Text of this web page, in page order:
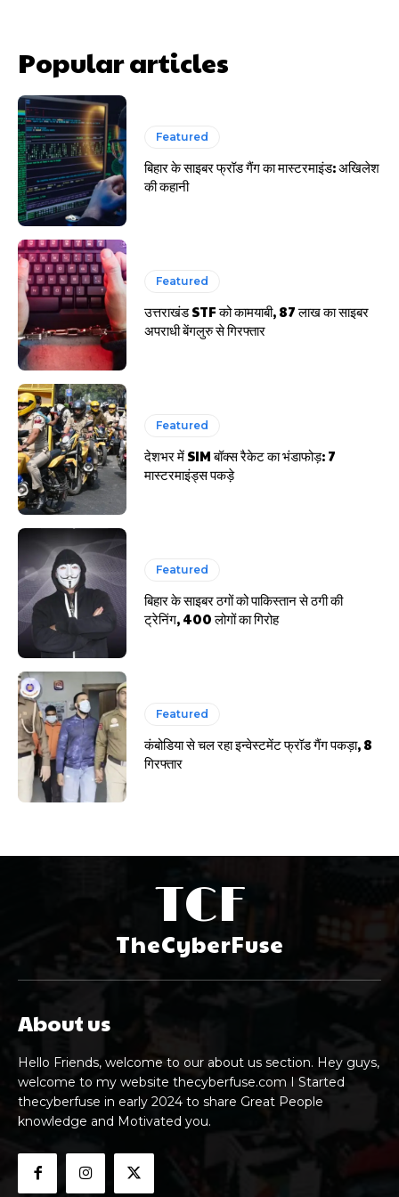
साइबर धोखाधड़ी बैंकिंग में
HIGHLIGHT
हर खाते के बदले मिलते थे 20 से 25 हजार
Popular articles
Featured
बिहार के साइबर फ्रॉड गैंग का मास्टरमाइंड: अखिलेश
की कहानी
Featured
उत्तराखंड STF को कामयाबी, 87 लाख का साइबर
अपराधी बेंगलुरु से गिरफ्तार
Featured
देशभर में SIM बॉक्स रैकेट का भंडाफोड़: 7
मास्टरमाइंड्स पकड़े
Featured
बिहार के साइबर ठगों को पाकिस्तान से ठगी की
ट्रेनिंग, 400 लोगों का गिरोह
Featured
कंबोडिया से चल रहा इन्वेस्टमेंट फ्रॉड गैंग पकड़ा, 8
गिरफ्तार
TCF
TheCyberFuse
About us
Hello Friends, welcome to our about us section. Hey guys,
welcome to my website thecyberfuse.com I Started
thecyberfuse in early 2024 to share Great People
knowledge and Motivated you.